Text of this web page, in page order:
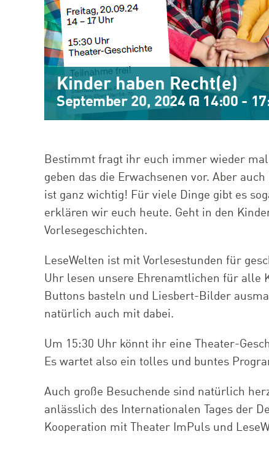
Kinder haben Recht(e)
September 20, 2024 @ 14:00-
Bestimmt fragt ihr euch immer wieder
geben das die Erwachsenen vor. Aber
ist ganz wichtig! Für viele Dinge gibt es
erklären wir euch heute. Geht in den
Vorlesegeschichten.
LeseWelten ist mit Vorlesestunden für
Uhr lesen unsere Ehrenamtlichen für alle
Buttons basteln und Liesbert-Bilder
natürlich auch mit dabei.
Um 15:30 Uhr könnt ihr eine Theater-
Es wartet also ein tolles und buntes
Auch große Besuchende sind natürlich
anlässlich des Internationalen Tages der
Kooperation mit Theater ImPuls und